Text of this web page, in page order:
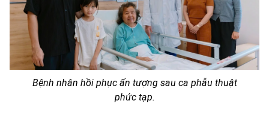
Bệnh nhân hồi phục ấn tượng sau ca phẫu thuật
phức tạp.